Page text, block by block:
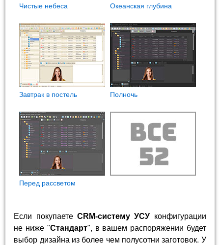
Чистые небеса Океанская глубина
Завтрак в постель Полночь
Перед рассветом
Если покупаете CRM-систему УСУ конфигурации
не ниже "Стандарт", в вашем распоряжении будет
выбор дизайна из более чем полусотни заготовок. У